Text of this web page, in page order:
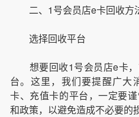
二、1号会员店e卡回收方
选择回收平台
想要回收1号会员店e卡，
台。这里，我们要提醒广大
卡、充值卡的平台，一定要
和政策，以避免造成不必要的